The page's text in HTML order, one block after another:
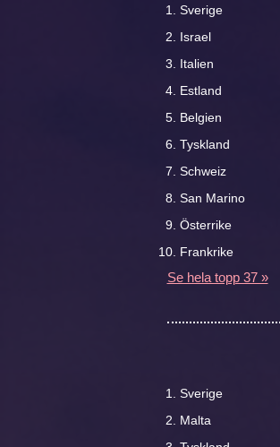
Sverige
Israel
Italien
Estland
Belgien
Tyskland
Schweiz
San Marino
Österrike
Frankrike
Se hela topp 37 »
Sverige
Malta